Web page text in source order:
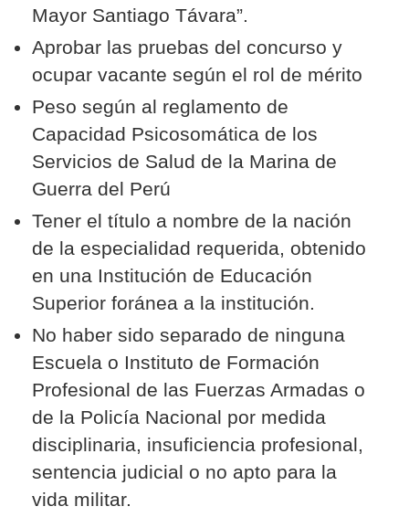
Mayor Santiago Távara”.
Aprobar las pruebas del concurso y
ocupar vacante según el rol de mérito
Peso según al reglamento de
Capacidad Psicosomática de los
Servicios de Salud de la Marina de
Guerra del Perú
Tener el título a nombre de la nación
de la especialidad requerida, obtenido
en una Institución de Educación
Superior foránea a la institución.
No haber sido separado de ninguna
Escuela o Instituto de Formación
Profesional de las Fuerzas Armadas o
de la Policía Nacional por medida
disciplinaria, insuficiencia profesional,
sentencia judicial o no apto para la
vida militar.